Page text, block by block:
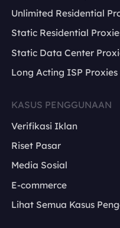
Unlimited Residential
Static Residential
Static Data Center
Long Acting ISP Proxies
KASUS PENGGUNAAN
Verifikasi Iklan
Riset Pasar
Media Sosial
E-commerce
Lihat Semua Kasus